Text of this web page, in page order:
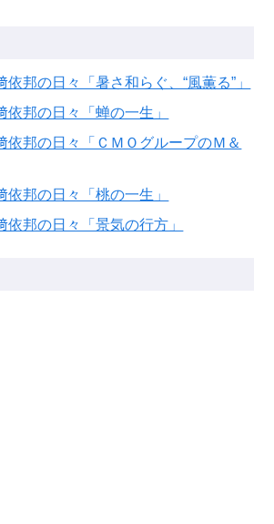
邦の日々「暑さ和らぐ、“風薫る”」
邦の日々「蝉の一生」
邦の日々「ＣＭＯグループのＭ＆
邦の日々「桃の一生」
邦の日々「景気の行方」